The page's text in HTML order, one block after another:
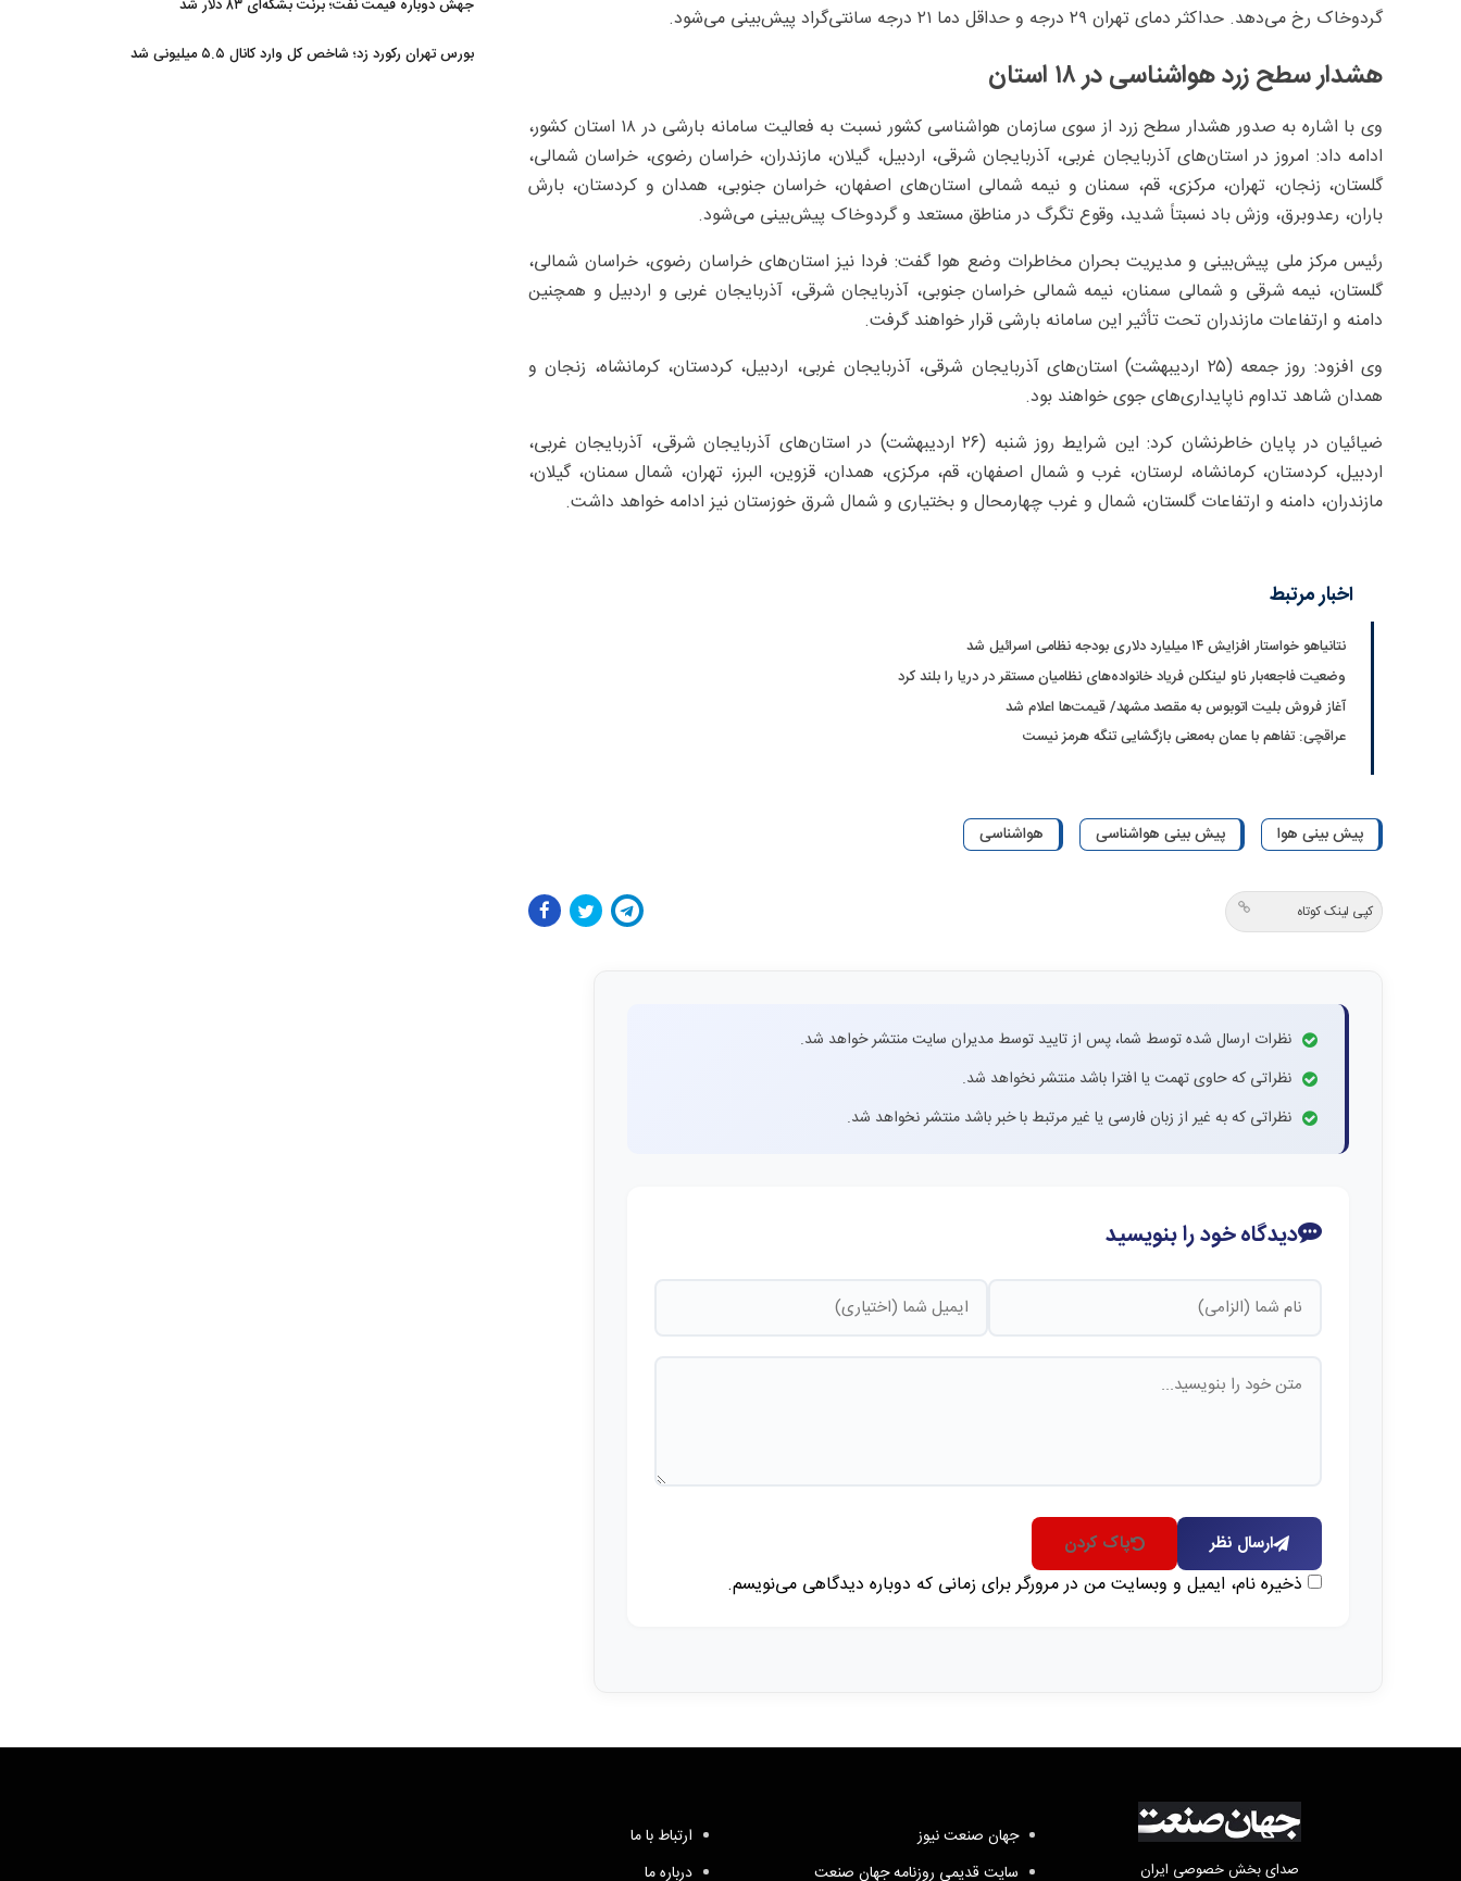
گردوخاک رخ می‌دهد. حداکثر دمای تهران ۲۹ درجه و حداقل دما ۲۱ درجه سانتی‌گراد پیش‌بینی می‌شود.
هشدار سطح زرد هواشناسی در ۱۸ استان
وی با اشاره به صدور هشدار سطح زرد از سوی سازمان هواشناسی کشور نسبت به فعالیت سامانه بارشی در ۱۸ استان کشور،
ادامه داد: امروز در استان‌های آذربایجان غربی، آذربایجان شرقی، اردبیل، گیلان، مازندران، خراسان رضوی، خراسان شمالی،
گلستان، زنجان، تهران، مرکزی، قم، سمنان و نیمه شمالی استان‌های اصفهان، خراسان جنوبی، همدان و کردستان، بارش
باران، رعدوبرق، وزش باد نسبتاً شدید، وقوع تگرگ در مناطق مستعد و گردوخاک پیش‌بینی می‌شود.
رئیس مرکز ملی پیش‌بینی و مدیریت بحران مخاطرات وضع هوا گفت: فردا نیز استان‌های خراسان رضوی، خراسان شمالی،
گلستان، نیمه شرقی و شمالی سمنان، نیمه شمالی خراسان جنوبی، آذربایجان شرقی، آذربایجان غربی و اردبیل و همچنین
دامنه و ارتفاعات مازندران تحت تأثیر این سامانه بارشی قرار خواهند گرفت.
وی افزود: روز جمعه (۲۵ اردیبهشت) استان‌های آذربایجان شرقی، آذربایجان غربی، اردبیل، کردستان، کرمانشاه، زنجان و
همدان شاهد تداوم ناپایداری‌های جوی خواهند بود.
ضیائیان در پایان خاطرنشان کرد: این شرایط روز شنبه (۲۶ اردیبهشت) در استان‌های آذربایجان شرقی، آذربایجان غربی،
اردبیل، کردستان، کرمانشاه، لرستان، غرب و شمال اصفهان، قم، مرکزی، همدان، قزوین، البرز، تهران، شمال سمنان، گیلان،
مازندران، دامنه و ارتفاعات گلستان، شمال و غرب چهارمحال و بختیاری و شمال شرق خوزستان نیز ادامه خواهد داشت.
اخبار مرتبط
نتانیاهو خواستار افزایش ۱۴ میلیارد دلاری بودجه نظامی اسرائیل شد
وضعیت فاجعه‌بار ناو لینکلن فریاد خانواده‌های نظامیان مستقر در دریا را بلند کرد
آغاز فروش بلیت اتوبوس به مقصد مشهد/ قیمت‌ها اعلام شد
عراقچی: تفاهم با عمان به‌معنی بازگشایی تنگه هرمز نیست
پیش بینی هوا پیش بینی هواشناسی هواشناسی
کپی لینک کوتاه
نظرات ارسال شده توسط شما، پس از تایید توسط مدیران سایت منتشر خواهد شد.
نظراتی که حاوی تهمت یا افترا باشد منتشر نخواهد شد.
نظراتی که به غیر از زبان فارسی یا غیر مرتبط با خبر باشد منتشر نخواهد شد.
دیدگاه خود را بنویسید
ارسال نظر پاک کردن
ذخیره نام، ایمیل و وبسایت من در مرورگر برای زمانی که دوباره دیدگاهی می‌نویسم.
جهش دوباره قیمت نفت؛ برنت بشکه‌ای ۸۳ دلار شد
بورس تهران رکورد زد؛ شاخص کل وارد کانال ۵.۵ میلیونی شد
صدای بخش خصوصی ایران
جهان صنعت نیوز
سایت قدیمی روزنامه جهان صنعت
ارتباط با ما
درباره ما